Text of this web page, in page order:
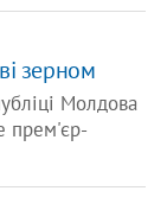
зерном
Молдова
прем'єр-